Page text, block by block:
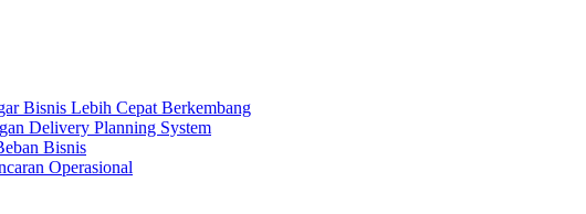
Bisnis Lebih Cepat Berkembang
Delivery Planning System
Bisnis
Operasional